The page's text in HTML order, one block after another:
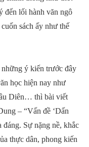
đến lối hành văn ngô
sách ấy như thế
ý kiến trước đây
học hiện nay như
Diên… thì bài viết
– “Vấn đề ‘Dấn
đáng. Sự nặng nề, khắc
thực dân, phong kiến